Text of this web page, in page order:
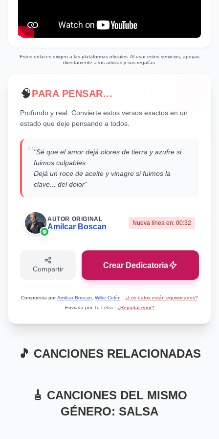
influencia de la salsa o ritmos afrolatinos,
probablemente buscando transmitir la
sufrimiento amoroso.
Estos enlaces dirigen a las plataformas oficiales. Al usar estos servicios, apoyas
directamente a los artistas y sus regalías.
🧠PARA PENSAR...
Profundo y real. Convierte estos versos exactos en un
estado que deje pensando a todos.
""Sé que el amor dejá olores de tierra y azufre si
fuimos culpables
Dejá un roce de aceite y vinagre si fuimos la
clave... del dolor"
AUTOR ORIGINAL
Amilcar Boscan Nueva línea en: 00:32
Compartir Crear Dedicatoria
Compuesta porAmilcar Boscan Willie Colón · ¿Los datos están equivocados?
Enviada porTu Letra · ¿Reportar error?
🎵 CANCIONES RELACIONADAS
Rubén Blades
Domingo
Amilcar Boscan
Mi Sueno Algo Que Se Quede
👁️ 1,542 vistas
🎸 CANCIONES DEL MISMO
GÉNERO: SALSA